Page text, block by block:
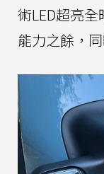
術LED超亮
能力之餘，